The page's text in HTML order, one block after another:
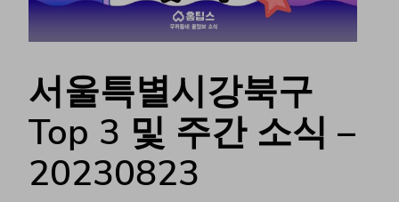
서울특별시강북구
Top 3 및 주간 소식 –
20230823